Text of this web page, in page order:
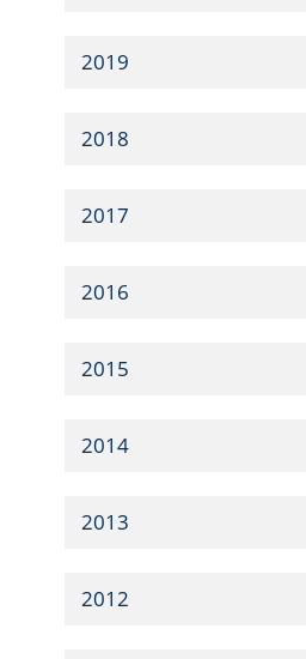
2019
2018
2017
2016
2015
2014
2013
2012